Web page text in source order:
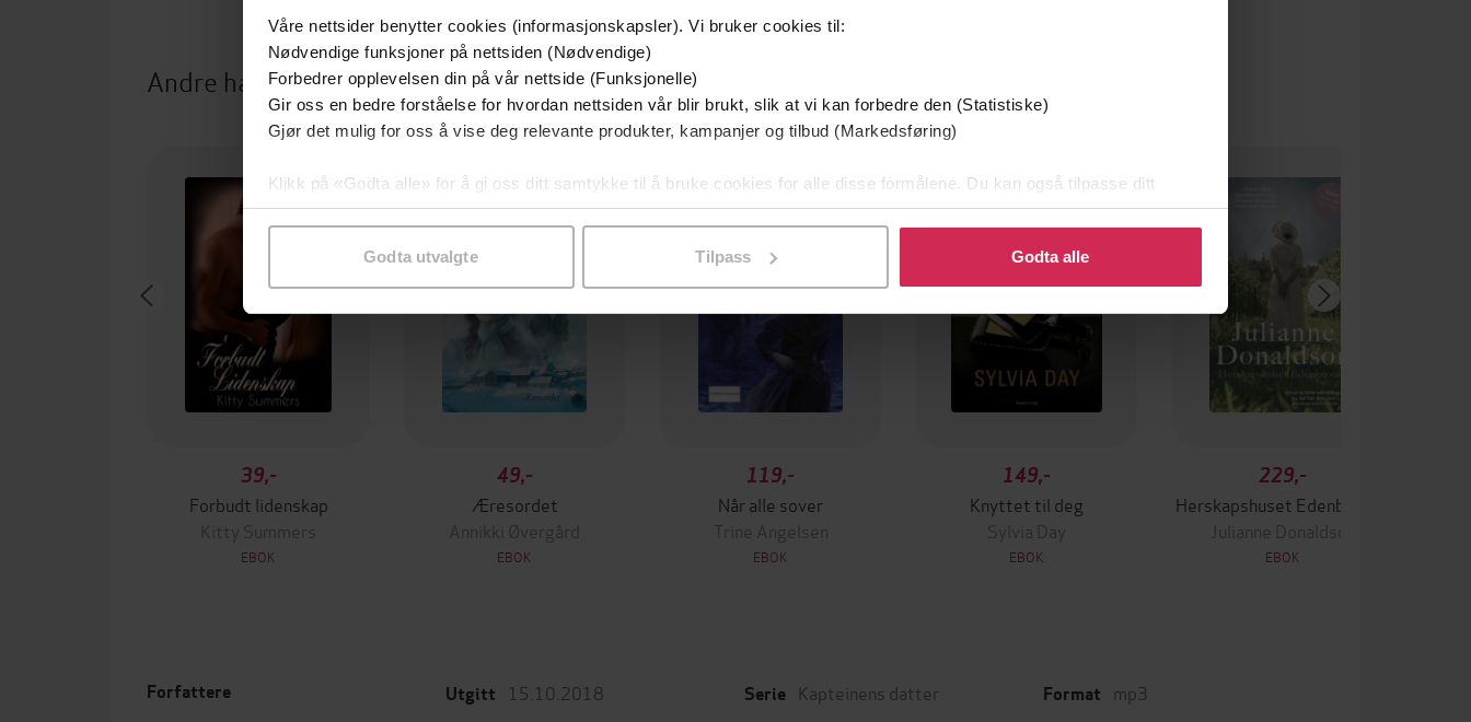
Våre nettsider benytter cookies (informasjonskapsler). Vi bruker cookies til:
Nødvendige funksjoner på nettsiden (Nødvendige)
Forbedrer opplevelsen din på vår nettside (Funksjonelle)
Gir oss en bedre forståelse for hvordan nettsiden vår blir brukt, slik at vi kan forbedre den (Statistiske)
Gjør det mulig for oss å vise deg relevante produkter, kampanjer og tilbud (Markedsføring)
Klikk på «Godta alle» for å gi oss ditt samtykke til å bruke cookies for alle disse formålene. Du kan også tilpasse ditt
samtykke til spesifikke formål ved å klikke på «Tilpass». Du kan når som helst trekke tilbake eller endre ditt samtykke.
Godta utvalgte Tilpass Godta alle
Andre har også kjøpt
39,-
Forbudt lidenskap
Kitty Summers
EBOK
49,-
Æresordet
Annikki Øvergård
EBOK
119,-
Når alle sover
Trine Angelsen
EBOK
Premium
149,-
Knyttet til deg
Sylvia Day
EBOK
229,-
Herskapshuset Edenbrooke
Julianne Donaldson
EBOK
Forfattere Utgitt 15.10.2018 Serie Kapteinens datter Format mp3